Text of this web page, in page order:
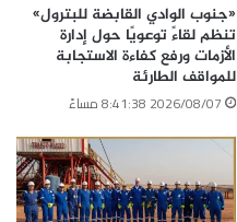
«جنوب الوادي القابضة للبترول»
تنظم لقاءً توعويًا حول إدارة
الأزمات ورفع كفاءة الاستجابة
للمواقف الطارئة
2026/08/07 8:41:38 مساءً